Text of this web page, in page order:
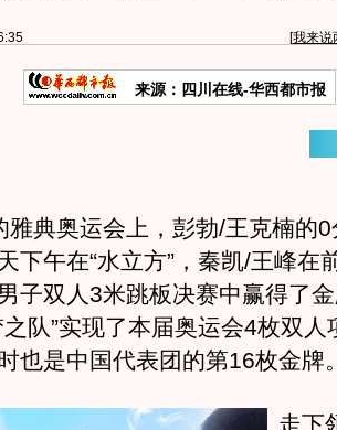
[我来说
来源：四川在线-华西都市报
奥运会上，彭勃/王克楠的0
下午在“水立方”，秦凯/王峰在
子双人3米跳板决赛中赢得了
之队”实现了本届奥运会4枚双
也是中国代表团的第16枚金牌
走下